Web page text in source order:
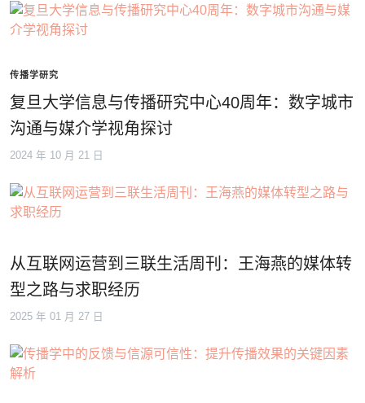
传播学研究
复旦大学信息与传播研究中心40周年：数字城市
沟通与媒介学视角探讨
2024 年 10 月 21 日
从互联网运营到三联生活周刊：王海燕的媒体转
型之路与求职经历
2025 年 01 月 27 日